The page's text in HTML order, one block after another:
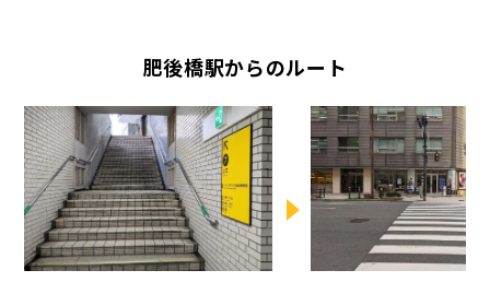
肥後橋駅からのルート